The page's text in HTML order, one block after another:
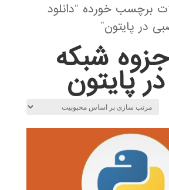
برچسب خورده “دانلود
در پایتون”
جزوه شبکه
پایتون